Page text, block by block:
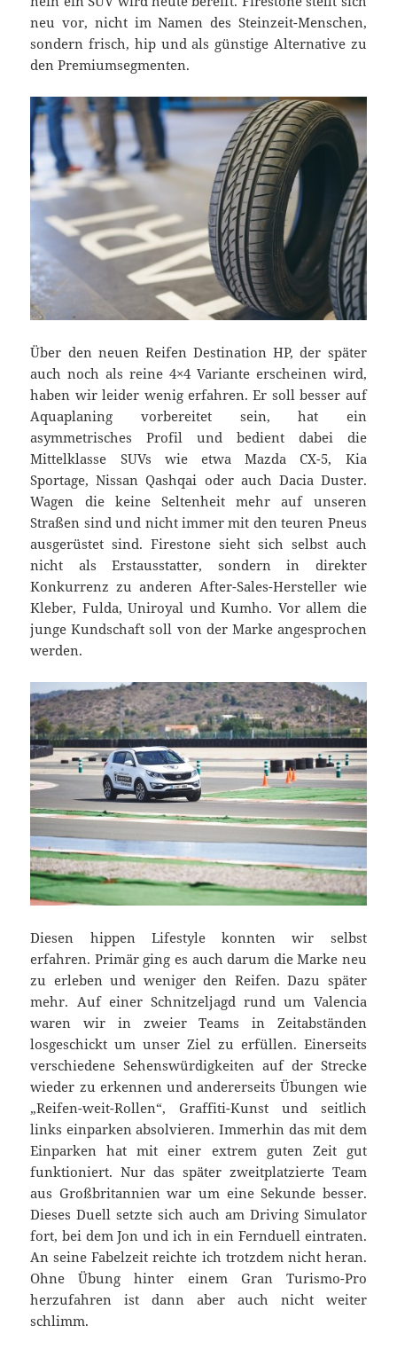
neu vor, nicht im Namen des Steinzeit-Menschen,
sondern frisch, hip und als günstige Alternative zu
den Premiumsegmenten.
Über den neuen Reifen Destination HP, der später
auch noch als reine 4×4 Variante erscheinen wird,
haben wir leider wenig erfahren. Er soll besser auf
Aquaplaning vorbereitet sein, hat ein
asymmetrisches Profil und bedient dabei die
Mittelklasse SUVs wie etwa Mazda CX-5, Kia
Sportage, Nissan Qashqai oder auch Dacia Duster.
Wagen die keine Seltenheit mehr auf unseren
Straßen sind und nicht immer mit den teuren Pneus
ausgerüstet sind. Firestone sieht sich selbst auch
nicht als Erstausstatter, sondern in direkter
Konkurrenz zu anderen After-Sales-Hersteller wie
Kleber, Fulda, Uniroyal und Kumho. Vor allem die
junge Kundschaft soll von der Marke angesprochen
werden.
Diesen hippen Lifestyle konnten wir selbst
erfahren. Primär ging es auch darum die Marke neu
zu erleben und weniger den Reifen. Dazu später
mehr. Auf einer Schnitzeljagd rund um Valencia
waren wir in zweier Teams in Zeitabständen
losgeschickt um unser Ziel zu erfüllen. Einerseits
verschiedene Sehenswürdigkeiten auf der Strecke
wieder zu erkennen und andererseits Übungen wie
„Reifen-weit-Rollen“, Graffiti-Kunst und seitlich
links einparken absolvieren. Immerhin das mit dem
Einparken hat mit einer extrem guten Zeit gut
funktioniert. Nur das später zweitplatzierte Team
aus Großbritannien war um eine Sekunde besser.
Dieses Duell setzte sich auch am Driving Simulator
fort, bei dem Jon und ich in ein Fernduell eintraten.
An seine Fabelzeit reichte ich trotzdem nicht heran.
Ohne Übung hinter einem Gran Turismo-Pro
herzufahren ist dann aber auch nicht weiter
schlimm.